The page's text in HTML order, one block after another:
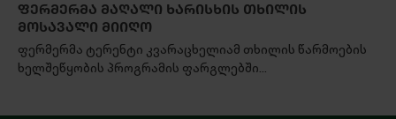
ᲤᲔᲠᲛᲔᲠᲛᲐ ᲛᲐᲦᲐᲚᲘ ᲮᲐᲠᲘᲡᲮᲘᲡ ᲗᲮᲘᲚᲘᲡ
ᲛᲝᲡᲐᲕᲐᲚᲘ ᲛᲘᲘᲦᲝ
ფერმერმა ტერენტი კვარაცხელიამ თხილის წარმოების
ხელშეწყობის პროგრამის ფარგლებში...